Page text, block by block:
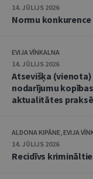
14. JŪLIJS 2026
Normu
EVIJA VĪNKALNA
14. JŪLIJS 2026
Atsevišķa
nodarījumu
aktualitātes praksē
ALDONA KIPĀNE, EVIJA
14. JŪLIJS 2026
Recidīvs